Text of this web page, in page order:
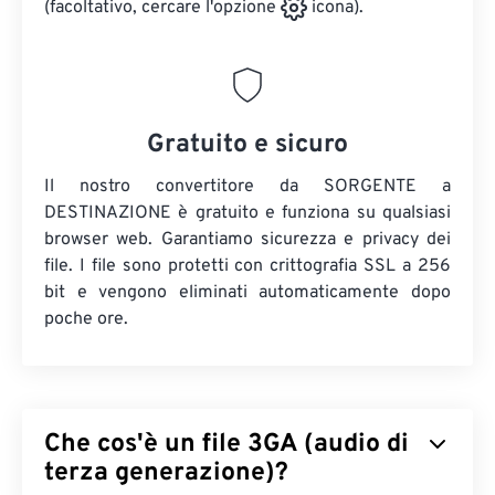
(facoltativo, cercare l'opzione icona).
Gratuito e sicuro
Il nostro convertitore da SORGENTE a
DESTINAZIONE è gratuito e funziona su qualsiasi
browser web. Garantiamo sicurezza e privacy dei
file. I file sono protetti con crittografia SSL a 256
bit e vengono eliminati automaticamente dopo
poche ore.
Che cos'è un file 3GA (audio di
terza generazione)?